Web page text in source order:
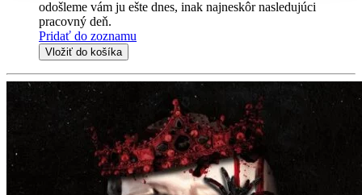
odošleme vám ju ešte dnes, inak najneskôr nasledujúci
pracovný deň.
Pridať do zoznamu
Vložiť do košíka